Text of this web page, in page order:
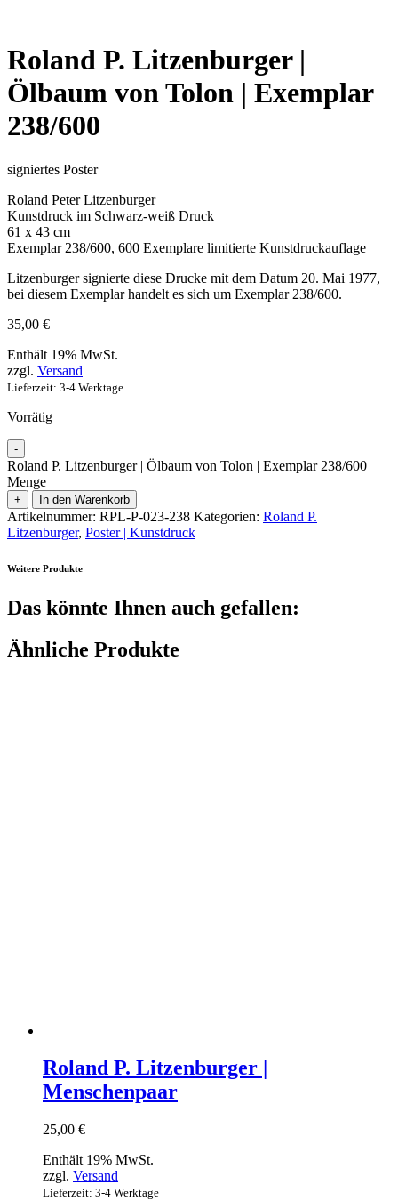
Roland P. Litzenburger |
Ölbaum von Tolon | Exemplar
238/600
signiertes Poster
Roland Peter Litzenburger
Kunstdruck im Schwarz-weiß Druck
61 x 43 cm
Exemplar 238/600, 600 Exemplare limitierte Kunstdruckauflage
Litzenburger signierte diese Drucke mit dem Datum 20. Mai 1977,
bei diesem Exemplar handelt es sich um Exemplar 238/600.
35,00 €
Enthält 19% MwSt.
zzgl. Versand
Lieferzeit: 3-4 Werktage
Vorrätig
-
Roland P. Litzenburger | Ölbaum von Tolon | Exemplar 238/600
Menge
+ In den Warenkorb
Artikelnummer: RPL-P-023-238 Kategorien: Roland P.
Litzenburger, Poster | Kunstdruck
Weitere Produkte
Das könnte Ihnen auch gefallen:
Ähnliche Produkte
Roland P. Litzenburger |
Menschenpaar
25,00 €
Enthält 19% MwSt.
zzgl. Versand
Lieferzeit: 3-4 Werktage